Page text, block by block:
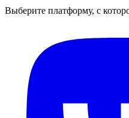
Выберите платформу, с